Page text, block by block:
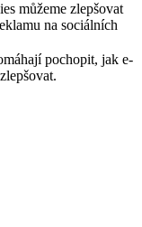
můžeme zlepšovat
na sociálních
pochopit, jak e-